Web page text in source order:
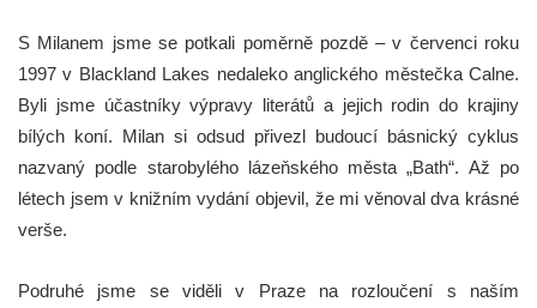
S Milanem jsme se potkali poměrně pozdě – v červenci roku
1997 v Blackland Lakes nedaleko anglického městečka Calne.
Byli jsme účastníky výpravy literátů a jejich rodin do krajiny
bílých koní. Milan si odsud přivezl budoucí básnický cyklus
nazvaný podle starobylého lázeňského města „Bath“. Až po
létech jsem v knižním vydání objevil, že mi věnoval dva krásné
verše.
Podruhé jsme se viděli v Praze na rozloučení s naším